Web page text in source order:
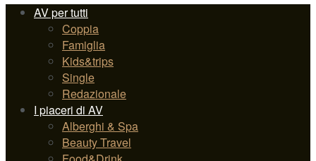
AV per tutti
Coppia
Famiglia
Kids&trips
Single
Redazionale
I piaceri di AV
Alberghi & Spa
Beauty Travel